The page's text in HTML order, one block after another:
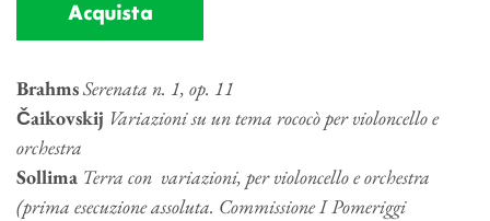
Acquista
BrahmsSerenata n. 1, op. 11
Čaikovskij Variazioni su un tema rococò per violoncello e
orchestra
Sollima Terra con variazioni, per violoncello e orchestra
(prima esecuzione assoluta. Commissione I Pomeriggi